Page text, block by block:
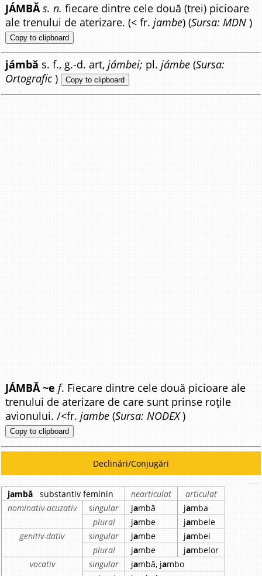
JÁMBĂ s. n. fiecare dintre cele două (trei) picioare
ale trenului de aterizare. (< fr.jambe) (Sursa: MDN )
Copy to clipboard
jámbă s. f., g.-d. art,jámbei; pl.jámbe (Sursa:
Ortografic ) Copy to clipboard
JÁMBĂ ~e f. Fiecare dintre cele două picioare ale
trenului de aterizare de care sunt prinse roțile
avionului. /<fr. jambe (Sursa: NODEX)
Copy to clipboard
Declinări/Conjugări
jambă substantiv feminin nearticulat
articulat
nominativ-acuzativ
singular jambă jamba
plural
jambe jambele
genitiv-dativ
singular jambe jambei
plural
jambe jambelor
vocativ
singular jambă, jambo